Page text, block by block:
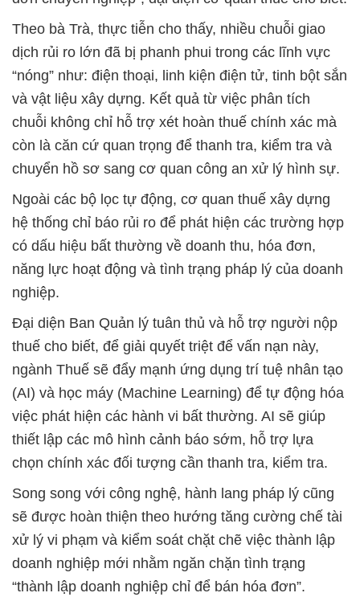
Theo bà Trà, thực tiễn cho thấy, nhiều chuỗi giao
dịch rủi ro lớn đã bị phanh phui trong các lĩnh vực
“nóng” như: điện thoại, linh kiện điện tử, tinh bột sắn
và vật liệu xây dựng. Kết quả từ việc phân tích
chuỗi không chỉ hỗ trợ xét hoàn thuế chính xác mà
còn là căn cứ quan trọng để thanh tra, kiểm tra và
chuyển hồ sơ sang cơ quan công an xử lý hình sự.
Ngoài các bộ lọc tự động, cơ quan thuế xây dựng
hệ thống chỉ báo rủi ro để phát hiện các trường hợp
có dấu hiệu bất thường về doanh thu, hóa đơn,
năng lực hoạt động và tình trạng pháp lý của doanh
nghiệp.
Đại diện Ban Quản lý tuân thủ và hỗ trợ người nộp
thuế cho biết, để giải quyết triệt để vấn nạn này,
ngành Thuế sẽ đẩy mạnh ứng dụng trí tuệ nhân tạo
(AI) và học máy (Machine Learning) để tự động hóa
việc phát hiện các hành vi bất thường. AI sẽ giúp
thiết lập các mô hình cảnh báo sớm, hỗ trợ lựa
chọn chính xác đối tượng cần thanh tra, kiểm tra.
Song song với công nghệ, hành lang pháp lý cũng
sẽ được hoàn thiện theo hướng tăng cường chế tài
xử lý vi phạm và kiểm soát chặt chẽ việc thành lập
doanh nghiệp mới nhằm ngăn chặn tình trạng
“thành lập doanh nghiệp chỉ để bán hóa đơn”.